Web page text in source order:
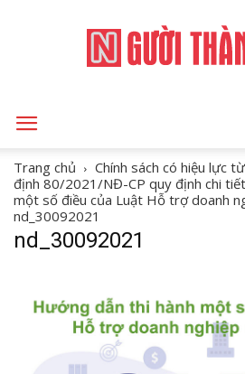
ĐẠT
Trang chủ
Chính sách có hiệu lực
định 80/2021/NĐ-CP quy định chi
một số điều của Luật Hỗ trợ doanh
nd_30092021
nd_30092021